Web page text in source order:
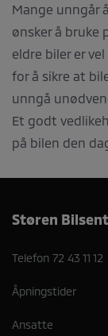
Mange unngår
ønsker å bruke
eldre biler er
for å sikre at
unngå
Et godt
på bilen den
Støren
Telefon 72 43 11 12
Åpningstider
Ansatte